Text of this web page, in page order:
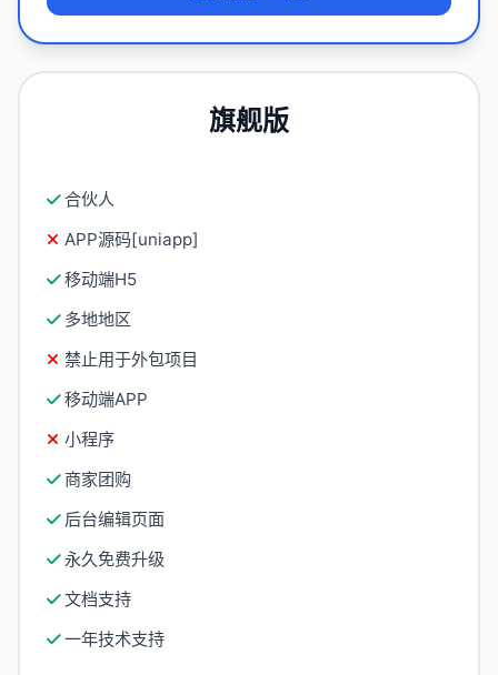
旗舰版
合伙人
APP源码[uniapp]
移动端H5
多地地区
禁止用于外包项目
移动端APP
小程序
商家团购
后台编辑页面
永久免费升级
文档支持
一年技术支持